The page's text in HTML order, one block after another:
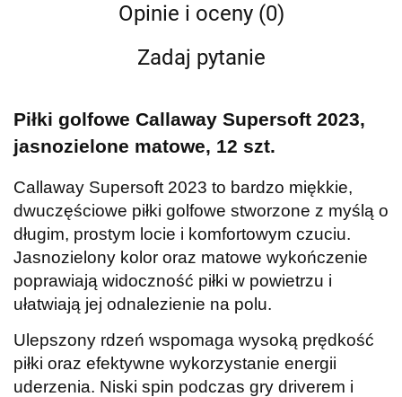
Opinie i oceny (0)
Zadaj pytanie
Piłki golfowe Callaway Supersoft 2023,
jasnozielone matowe, 12 szt.
Callaway Supersoft 2023 to bardzo miękkie,
dwuczęściowe piłki golfowe stworzone z myślą o
długim, prostym locie i komfortowym czuciu.
Jasnozielony kolor oraz matowe wykończenie
poprawiają widoczność piłki w powietrzu i
ułatwiają jej odnalezienie na polu.
Ulepszony rdzeń wspomaga wysoką prędkość
piłki oraz efektywne wykorzystanie energii
uderzenia. Niski spin podczas gry driverem i